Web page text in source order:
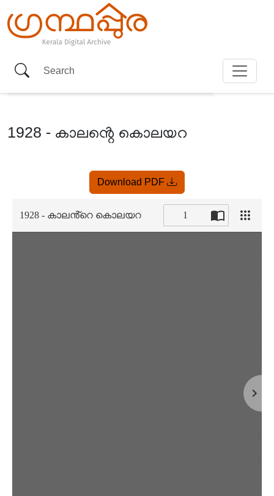
1928 - കാലൻ്റെ കൊലയറ
Download PDF